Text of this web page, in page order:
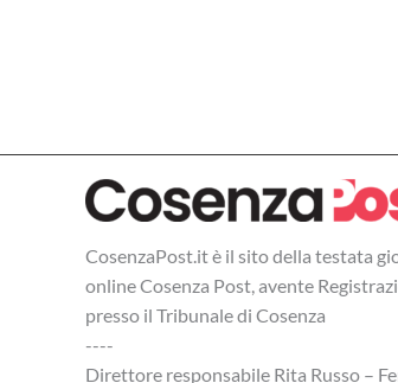
CosenzaPost.it è il sito della testata
online Cosenza Post, avente
presso il Tribunale di Cosenza
----
Direttore responsabile Rita Russo –